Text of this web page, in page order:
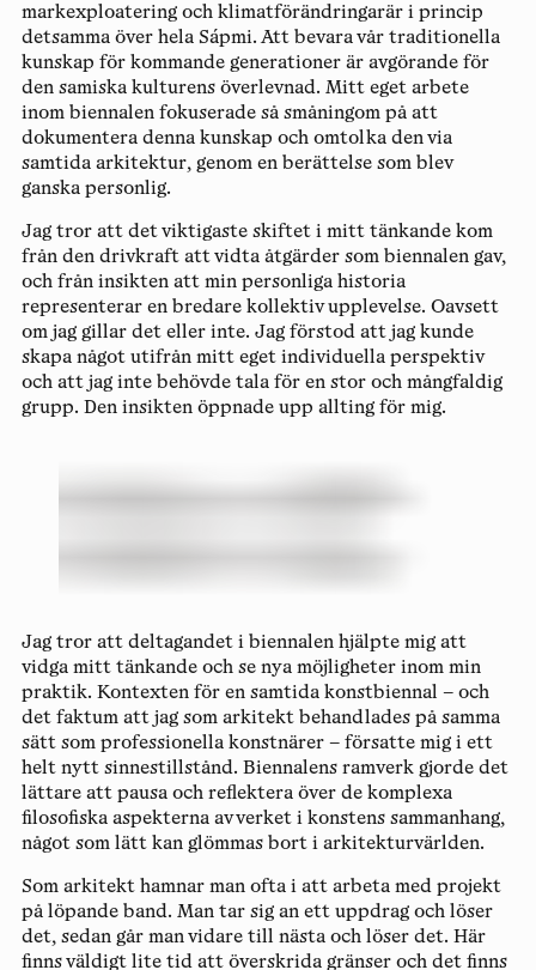
markexploatering och klimatförändringarär i princip
detsamma över hela Sápmi. Att bevara vår traditionella
kunskap för kommande generationer är avgörande för
den samiska kulturens överlevnad. Mitt eget arbete
inom biennalen fokuserade så småningom på att
dokumentera denna kunskap och omtolka den via
samtida arkitektur, genom en berättelse som blev
ganska personlig.
Jag tror att det viktigaste skiftet i mitt tänkande kom
från den drivkraft att vidta åtgärder som biennalen gav,
och från insikten att min personliga historia
representerar en bredare kollektiv upplevelse. Oavsett
om jag gillar det eller inte. Jag förstod att jag kunde
skapa något utifrån mitt eget individuella perspektiv
och att jag inte behövde tala för en stor och mångfaldig
grupp. Den insikten öppnade upp allting för mig.
Jag tror att deltagandet i biennalen hjälpte mig att
vidga mitt tänkande och se nya möjligheter inom min
praktik. Kontexten för en samtida konstbiennal – och
det faktum att jag som arkitekt behandlades på samma
sätt som professionella konstnärer – försatte mig i ett
helt nytt sinnestillstånd. Biennalens ramverk gjorde det
lättare att pausa och reflektera över de komplexa
filosofiska aspekterna av verket i konstens sammanhang,
något som lätt kan glömmas bort i arkitekturvärlden.
Som arkitekt hamnar man ofta i att arbeta med projekt
på löpande band. Man tar sig an ett uppdrag och löser
det, sedan går man vidare till nästa och löser det. Här
finns väldigt lite tid att överskrida gränser och det finns